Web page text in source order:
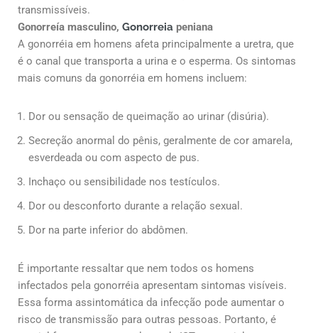
transmissíveis.
Gonorreía masculino, Gonorreia peniana
A gonorréia em homens afeta principalmente a uretra, que
é o canal que transporta a urina e o esperma. Os sintomas
mais comuns da gonorréia em homens incluem:
Dor ou sensação de queimação ao urinar (disúria).
Secreção anormal do pênis, geralmente de cor amarela,
esverdeada ou com aspecto de pus.
Inchaço ou sensibilidade nos testículos.
Dor ou desconforto durante a relação sexual.
Dor na parte inferior do abdômen.
É importante ressaltar que nem todos os homens
infectados pela gonorréia apresentam sintomas visíveis.
Essa forma assintomática da infecção pode aumentar o
risco de transmissão para outras pessoas. Portanto, é